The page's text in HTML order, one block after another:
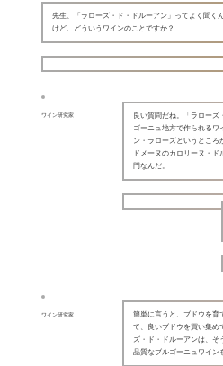
先生、「ラローズ・ド・ドルーアン」ってよく聞く
けど、どういうワインのことですか？
ワイン研究家
良い質問だね。「ラローズ
ゴーニュ地方で作られるワ
ン・ラローズというところ
ドメーヌのカロリーヌ・
門なんだ。
ワイン研究家
簡単に言うと、ブドウを育
て、良いブドウを買い集め
ズ・ド・ドルーアンは、そ
品質なブルゴーニュワイン